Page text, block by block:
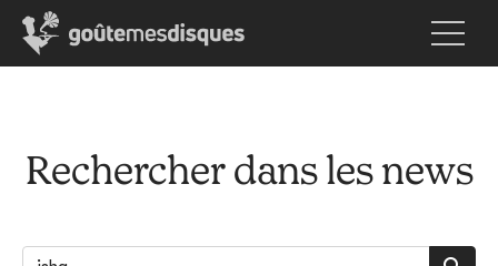
Rechercher dans les news